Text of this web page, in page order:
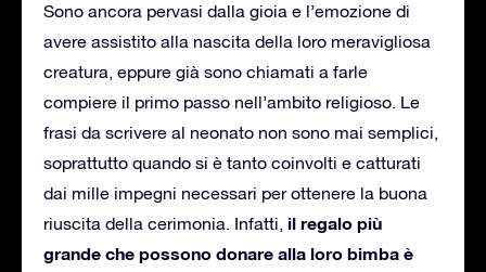
Sono ancora pervasi dalla gioia e l’emozione di
avere assistito alla nascita della loro meravigliosa
creatura, eppure già sono chiamati a farle
compiere il primo passo nell’ambito religioso. Le
frasi da scrivere al neonato non sono mai semplici,
soprattutto quando si è tanto coinvolti e catturati
dai mille impegni necessari per ottenere la buona
riuscita della cerimonia. Infatti, il regalo più
grande che possono donare alla loro bimba è